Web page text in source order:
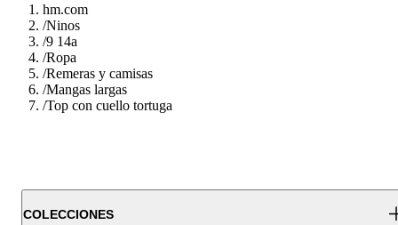
hm.com
/Ninos
/9 14a
/Ropa
/Remeras y camisas
/Mangas largas
/Top con cuello tortuga
COLECCIONES